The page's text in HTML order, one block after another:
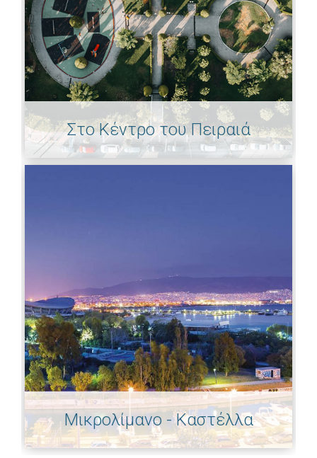
Στο Κέντρο του Πειραιά
Μικρολίμανο - Καστέλλα